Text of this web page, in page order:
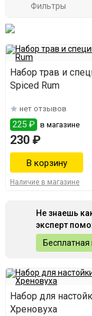
Фильтры
Набор трав и
Spiced Rum
нет отзывов
225 ₽ в магазине
230 ₽
Наличие в магазине
Не знаешь
эксперт
Бесплатная
Набор для
Хреновуха